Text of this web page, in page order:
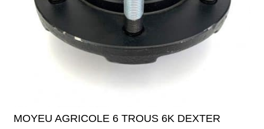
MOYEU AGRICOLE 6 TROUS 6K DEXTER